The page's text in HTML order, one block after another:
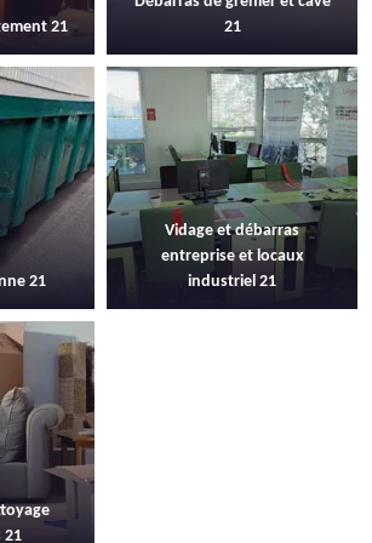
21
21
21
Vidage et débarras
entreprise et locaux
industriel 21
21